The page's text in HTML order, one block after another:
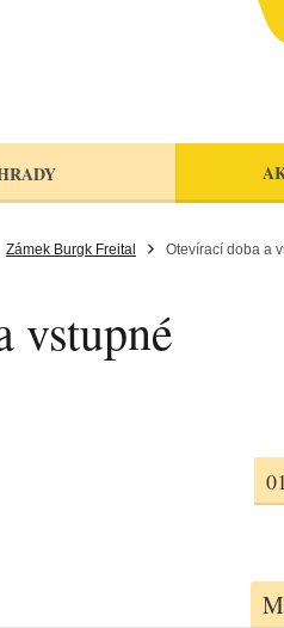
Zámek Burgk Freital Otevírací doba a
vstupné